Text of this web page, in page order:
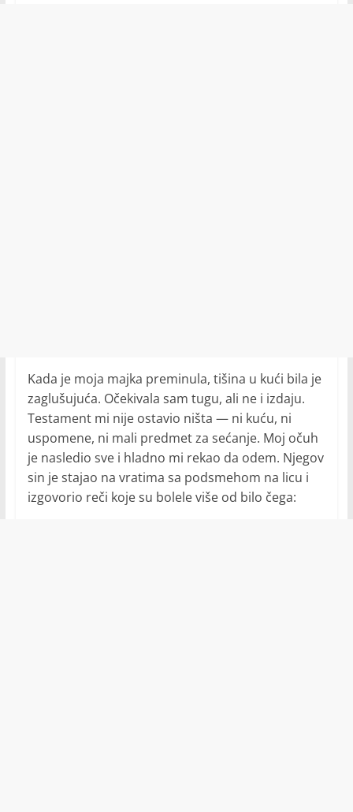
Kada je moja majka preminula, tišina u kući bila je
zaglušujuća. Očekivala sam tugu, ali ne i izdaju.
Testament mi nije ostavio ništa — ni kuću, ni
uspomene, ni mali predmet za sećanje. Moj očuh
je nasledio sve i hladno mi rekao da odem. Njegov
sin je stajao na vratima sa podsmehom na licu i
izgovorio reči koje su bolele više od bilo čega: